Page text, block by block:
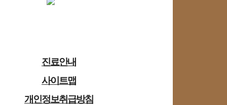
진료안내
사이트맵
개인정보취급방침